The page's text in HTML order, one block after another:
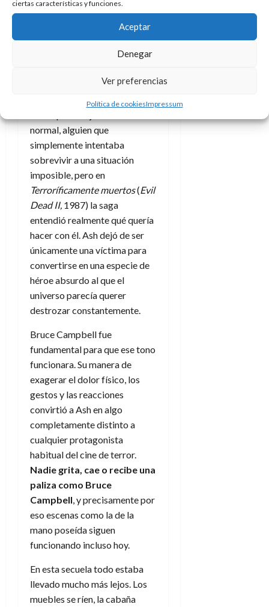
ciertas características y funciones.
Aceptar
Denegar
Ver preferencias
Política de cookiesImpressum
superado por todo lo que
ocurre a su alrededor. Sin
adelante, aunque sea a golpes,
gritos y pura desesperación.
Posesión infernal todavía
normal, alguien que
simplemente intentaba
sobrevivir a una situación
imposible, pero en
Terroríficamente muertos(Evil
Dead II, 1987) la saga
entendió realmente qué quería
hacer con él. Ash dejó de ser
únicamente una víctima para
convertirse en una especie de
héroe absurdo al que el
universo parecía querer
destrozar constantemente.
Bruce Campbell fue
fundamental para que ese tono
funcionara. Su manera de
exagerar el dolor físico, los
gestos y las reacciones
convirtió a Ash en algo
completamente distinto a
cualquier protagonista
habitual del cine de terror.
Nadie grita, cae o recibe una
paliza como Bruce
Campbell , y precisamente por
eso escenas como la de la
mano poseída siguen
funcionando incluso hoy.
En esta secuela todo estaba
llevado mucho más lejos. Los
muebles se ríen, la cabaña